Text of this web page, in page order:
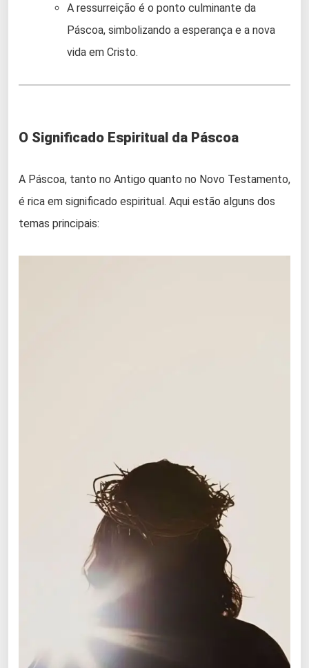
A ressurreição é o ponto culminante da
Páscoa, simbolizando a esperança e a nova
vida em Cristo.
O Significado Espiritual da Páscoa
A Páscoa, tanto no Antigo quanto no Novo Testamento,
é rica em significado espiritual. Aqui estão alguns dos
temas principais: